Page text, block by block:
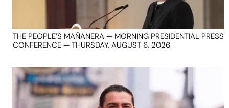
THE PEOPLE’S MAÑANERA — MORNING PRESIDENTIAL PRESS
CONFERENCE — THURSDAY, AUGUST 6, 2026